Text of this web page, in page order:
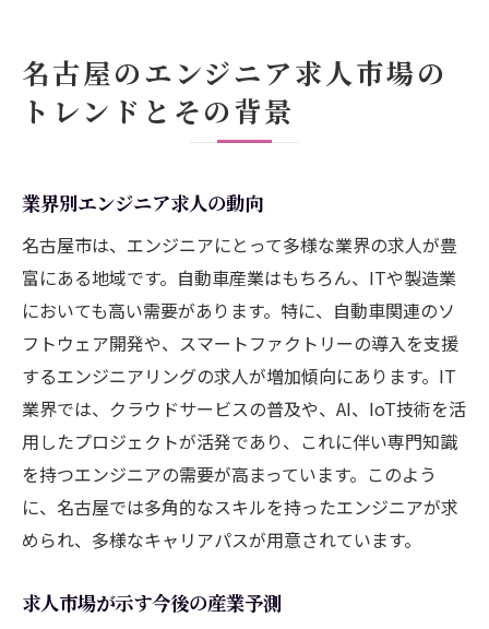
名古屋のエンジニア求人市場の
トレンドとその背景
業界別エンジニア求人の動向
名古屋市は、エンジニアにとって多様な業界の求人が豊
富にある地域です。自動車産業はもちろん、ITや製造業
においても高い需要があります。特に、自動車関連のソ
フトウェア開発や、スマートファクトリーの導入を支援
するエンジニアリングの求人が増加傾向にあります。IT
業界では、クラウドサービスの普及や、AI、IoT技術を活
用したプロジェクトが活発であり、これに伴い専門知識
を持つエンジニアの需要が高まっています。このよう
に、名古屋では多角的なスキルを持ったエンジニアが求
められ、多様なキャリアパスが用意されています。
求人市場が示す今後の産業予測